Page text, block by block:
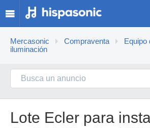
Mercasonic Compraventa
Equipo
iluminación
Lote Ecler para